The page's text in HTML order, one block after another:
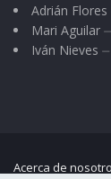
Adrián Flores
Mari Aguilar
Iván Nieves
Acerca de